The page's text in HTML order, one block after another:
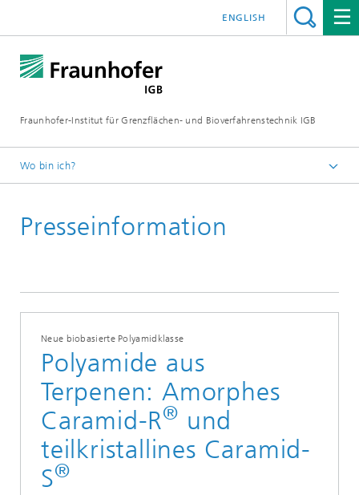
Fraunhofer-Institut für Grenzflächen- und Bioverfahrenstechnik IGB
ENGLISH
Wo bin ich?
Presse / News
Presseinformation
Neue biobasierte Polyamidklasse
Polyamide aus
Terpenen: Amorphes
Caramid-R® und
teilkristallines Caramid-
S®